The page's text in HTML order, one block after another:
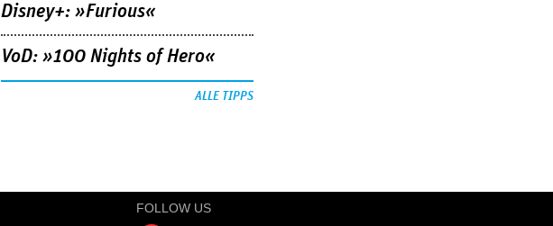
Disney+: »Furious«
VoD: »100 Nights of Hero«
ALLE TIPPS
FOLLOW US